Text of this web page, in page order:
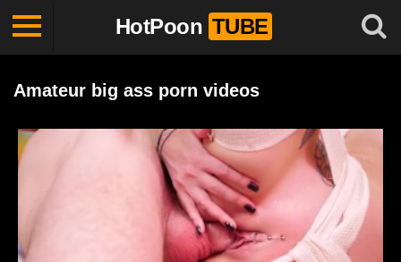
HotPoon TUBE
Amateur big ass porn videos